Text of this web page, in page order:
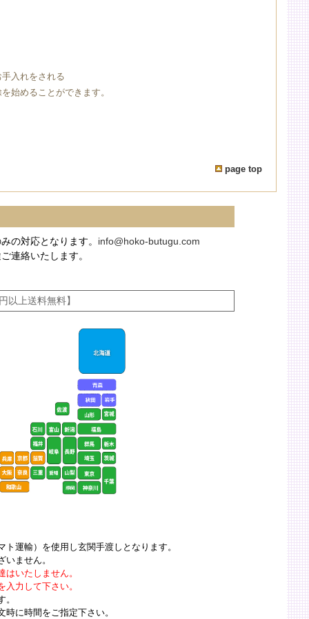
入れをされる
始めることができます。
page top
の対応となります。 info@hoko-butugu.com
連絡いたします。
以上送料無料】
ト運輸）を使用し玄関手渡しとなります。
いません。
はいたしません。
入力して下さい。
。
に時間をご指定下さい。